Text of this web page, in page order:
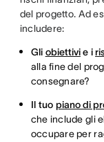
del progetto. Ad
includere:
Gli obiettivie i
alla fine del
consegnare?
Il tuo piano di
che include gli
occupare per